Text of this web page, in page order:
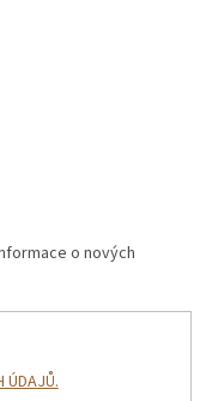
o nových
ÚDAJŮ.